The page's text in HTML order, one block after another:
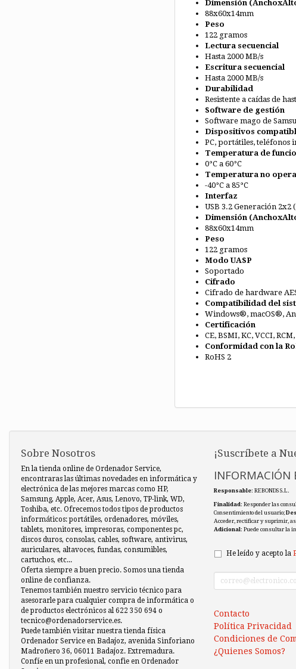
Dimensión
88x60x14mm
Peso
122 gramos
Lectura secuencial
Hasta 2000 MB/s
Escritura secuencial
Hasta 2000 MB/s
Durabilidad
Resistente a caídas de
Software de gestión
Software mago de
Dispositivos
PC, portátiles, teléfonos
Temperatura de
0°C a 60°C
Temperatura no
-40°C a 85°C
Interfaz
USB 3.2 Generación 2x2
Dimensión
88x60x14mm
Peso
122 gramos
Modo UASP
Soportado
Cifrado
Cifrado de hardware
Compatibilidad del
Windows®, macOS®,
Certificación
CE, BSMI, KC, VCCI,
Conformidad con la
RoHS 2
Sobre Nosotros
En la tienda online de Ordenador Service,
encontraras las últimas novedades en informática y
electrónica de las mejores marcas como HP,
Samsung, Apple, Acer, Asus, Lenovo, TP-link, WD,
Toshiba, etc. Ofrecemos todos tipos de productos
informáticos: portátiles, ordenadores, móviles,
tablets, monitores, impresoras, componentes pc,
discos duros, consolas, cables, software, antivirus,
auriculares, altavoces, fundas, consumibles,
cartuchos, etc...
Oferta siempre a buen precio. Somos una tienda
online de confianza.
Tenemos también nuestro servicio técnico para
asesorarle para cualquier compra de informática o
de productos electrónicos al 622 350 694 o
tecnico@ordenadorservice.es.
Puede también visitar nuestra tienda física
Ordenador Service en Badajoz, avenida Sinforiano
Madroñero 36, 06011 Badajoz. Extremadura.
Confíe en un profesional, confie en Ordenador
¡Suscríbete a
INFORMACIÓN
Responsable: REBONDS S.L.
Finalidad: Responder las
Consentimiento del usuario;
Acceder, rectificar y suprimir,
Adicional: Puede consultar la
He leído y acepto la
Contacto
Política Privacidad
Condiciones de
¿Quienes Somos?